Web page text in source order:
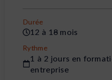
Durée
12 à 18 mois
Rythme
1 à 2 jours en
entreprise